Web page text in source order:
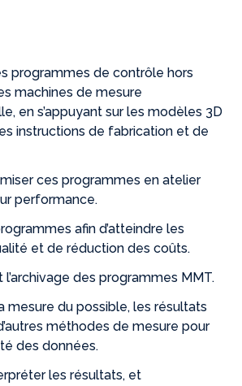
programmes de contrôle hors
machines de mesure
en s’appuyant sur les modèles 3D
instructions de fabrication et de
ces programmes en atelier
performance.
afin d’atteindre les
et de réduction des coûts.
l’archivage des programmes MMT.
mesure du possible, les résultats
méthodes de mesure pour
des données.
les résultats, et